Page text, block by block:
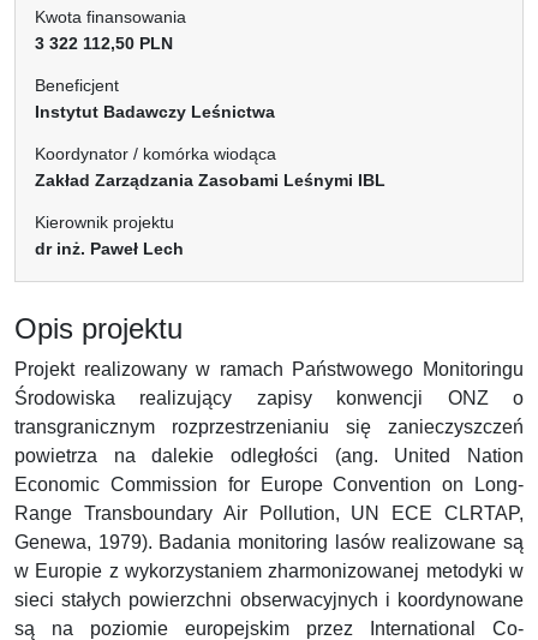
Kwota finansowania
3 322 112,50 PLN
Beneficjent
Instytut Badawczy Leśnictwa
Koordynator / komórka wiodąca
Zakład Zarządzania Zasobami Leśnymi IBL
Kierownik projektu
dr inż. Paweł Lech
Opis projektu
Projekt realizowany w ramach Państwowego Monitoringu
Środowiska realizujący zapisy konwencji ONZ o
transgranicznym rozprzestrzenianiu się zanieczyszczeń
powietrza na dalekie odległości (ang. United Nation
Economic Commission for Europe Convention on Long-
Range Transboundary Air Pollution, UN ECE CLRTAP,
Genewa, 1979). Badania monitoring lasów realizowane są
w Europie z wykorzystaniem zharmonizowanej metodyki w
sieci stałych powierzchni obserwacyjnych i koordynowane
są na poziomie europejskim przez International Co-